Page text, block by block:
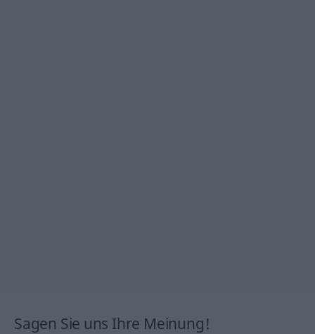
Sagen Sie uns Ihre Meinung!